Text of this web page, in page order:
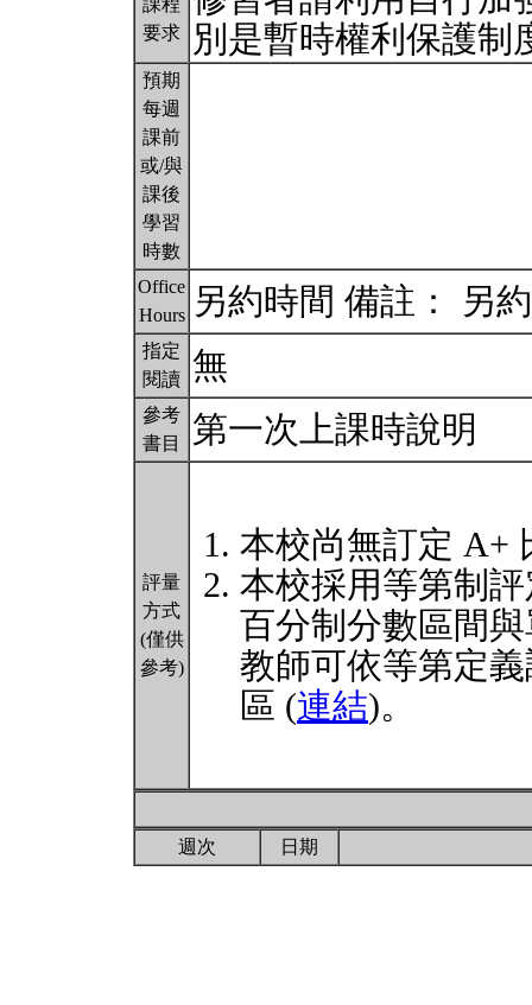
課程
要求
別是暫時權利保護
預期
每週
課前
或/與
課後
學習
時數
Office
Hours
另約時間 備註： 另
指定
閱讀
無
參考
書目
第一次上課時說明
評量
方式
(僅供
參考)
本校尚無訂定 A+
本校採用等第制
百分制分數區間
教師可依等第定
區 (連結)。
週次 日期